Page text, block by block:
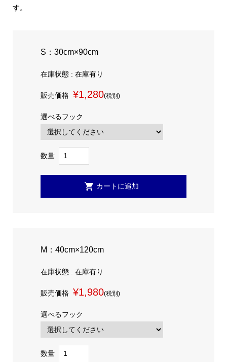
す。
S：30cm×90cm
在庫状態 : 在庫有り
販売価格 ¥1,280(税別)
選べるフック
数量
M：40cm×120cm
在庫状態 : 在庫有り
販売価格 ¥1,980(税別)
選べるフック
数量